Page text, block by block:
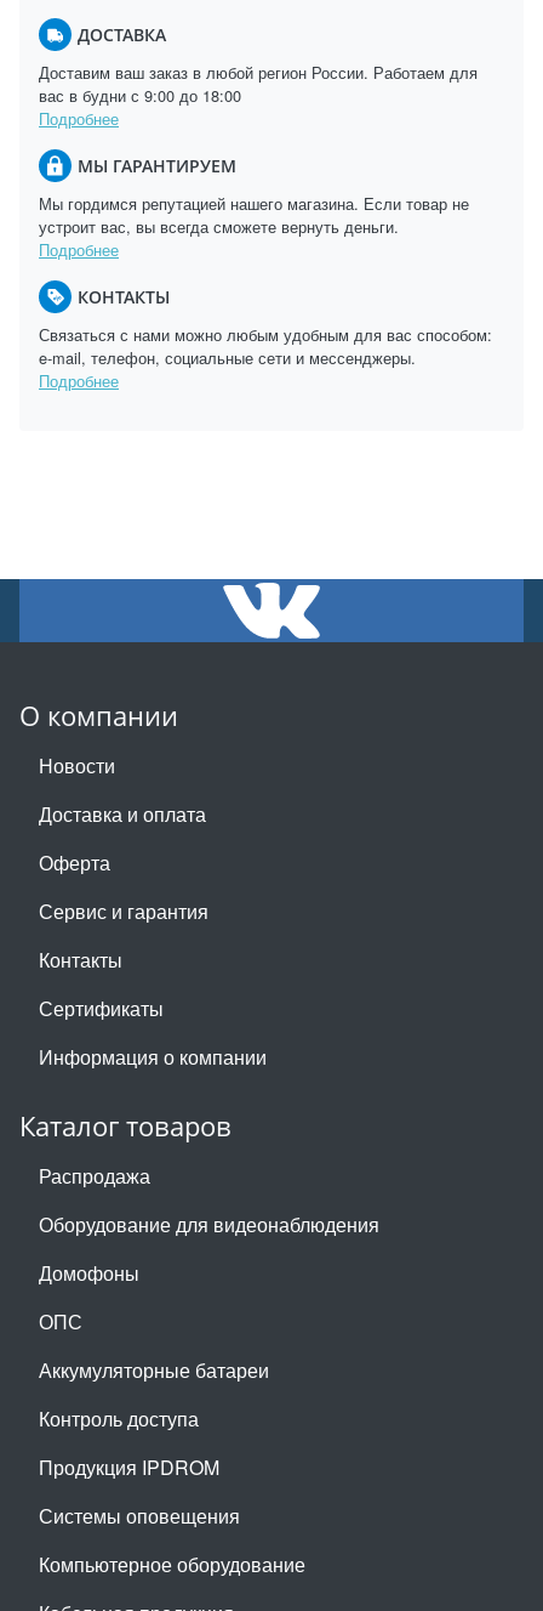
ДОСТАВКА
Доставим ваш заказ в любой регион России. Работаем для
вас в будни с 9:00 до 18:00
Подробнее
МЫ ГАРАНТИРУЕМ
Мы гордимся репутацией нашего магазина. Если товар не
устроит вас, вы всегда сможете вернуть деньги.
Подробнее
КОНТАКТЫ
Связаться с нами можно любым удобным для вас способом:
e-mail, телефон, социальные сети и мессенджеры.
Подробнее
О компании
Новости
Доставка и оплата
Оферта
Сервис и гарантия
Контакты
Сертификаты
Информация о компании
Каталог товаров
Распродажа
Оборудование для видеонаблюдения
Домофоны
ОПС
Аккумуляторные батареи
Контроль доступа
Продукция IPDROM
Системы оповещения
Компьютерное оборудование